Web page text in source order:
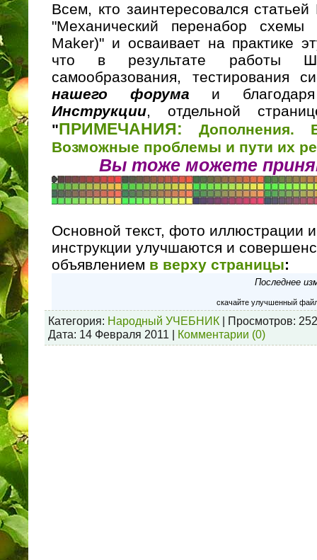
Всем, кто заинтересовался
"Механический перенабор
Maker)" и осваивает на практике
что в результате работы
самообразования, тестирования
нашего форума и
Инструкции, отдельной
"ПРИМЕЧАНИЯ: Дополнения.
Возможные проблемы и пути их
Вы тоже можете
Основной текст, фото иллюстрации
инструкции улучшаются и
объявлением в верху страницы:
Последнее
скачайте улучшенный
Категория: Народный УЧЕБНИК | Просмотров:
Дата: 14 Февраля 2011 Комментарии (0)